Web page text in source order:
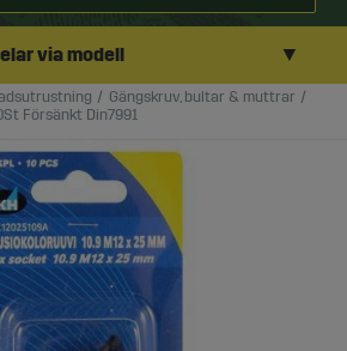
via modell ▼
Gängskruv, bultar & muttrar
Försänkt Din7991